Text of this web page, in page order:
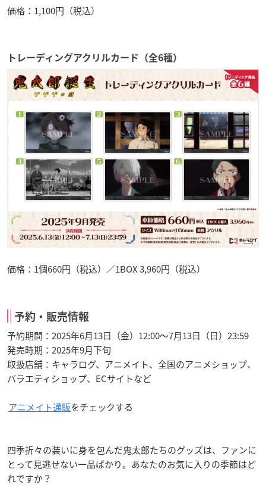
価格：1,100円（税込）
トレーディングアクリルカード（全6種）
価格：1個660円（税込）／1BOX 3,960円（税込）
予約・販売情報
予約期間：2025年6月13日（金）12:00～7月13日（日）23:59
発売時期：2025年9月下旬
取扱店舗：キャラログ、アニメイト、全国のアニメショップ、
バラエティショップ、ECサイトなど
アニメイト通販をチェックする
四季折々の装いに身を包んだ鬼太郎たちのグッズは、ファンに
とって見逃せない一品ばかり。あなたのお気に入りの季節はど
れですか？